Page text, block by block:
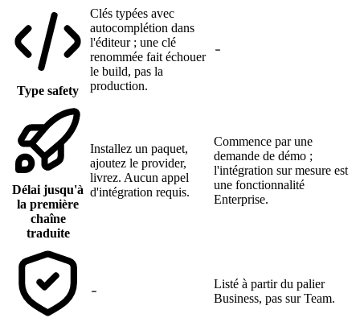
Type safety
Clés typées avec
autocomplétion dans
l'éditeur ; une clé
renommée fait échouer
le build, pas la
production.
Délai jusqu'à
la première
chaîne
traduite
Installez un paquet,
ajoutez le provider,
livrez. Aucun appel
d'intégration requis.
Commence par une
demande de démo ;
l'intégration sur mesure est
une fonctionnalité
Enterprise.
Listé à partir du palier
Business, pas sur Team.